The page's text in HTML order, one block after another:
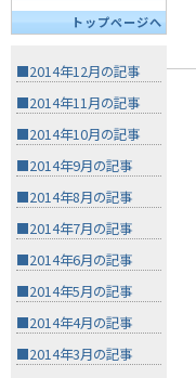
トップページへ
■2014年12月の記事
■2014年11月の記事
■2014年10月の記事
■2014年9月の記事
■2014年8月の記事
■2014年7月の記事
■2014年6月の記事
■2014年5月の記事
■2014年4月の記事
■2014年3月の記事